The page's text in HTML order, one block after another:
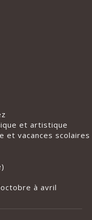
et artistique
et vacances scolaires
à avril